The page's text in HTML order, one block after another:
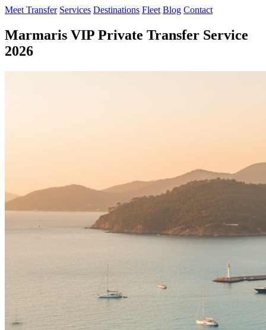
Meet Transfer Services Destinations Fleet Blog Contact
Marmaris VIP Private Transfer Service
2026